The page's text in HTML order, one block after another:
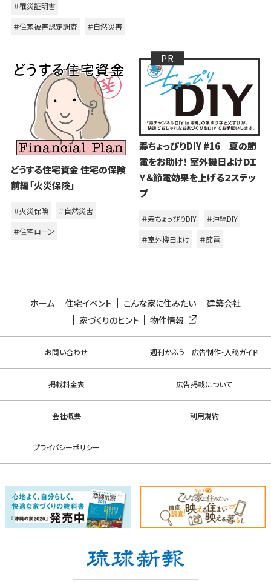
＃罹災証明書
＃住家被害認定調査
＃自然災害
どうする住宅資金 住宅の保険
前編「火災保険」
＃火災保険
＃自然災害
＃住宅ローン
寿ちょっぴりDIY #16 夏の節
電をお助け！ 室外機日よけＤＩ
Ｙ＆節電効果を上げる２ステッ
プ
＃寿ちょっぴりDIY
＃沖縄DIY
＃室外機日よけ
＃節電
ホーム 住宅イベント こんな家に住みたい
建築会社
家づくりのヒント
物件情報
お問い合わせ 週刊かふう 広告制作・入稿ガイド
掲載料金表 広告掲載について
会社概要 利用規約
プライバシーポリシー